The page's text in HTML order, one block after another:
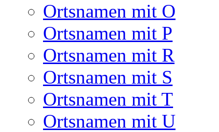
Ortsnamen mit O
Ortsnamen mit P
Ortsnamen mit R
Ortsnamen mit S
Ortsnamen mit T
Ortsnamen mit U